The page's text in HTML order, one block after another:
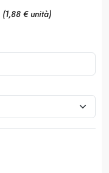
(1,88 € unità)